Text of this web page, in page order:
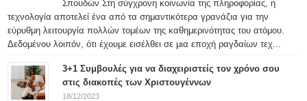
Σπουδών Στη σύγχρονη κοινωνία της πληροφορίας, η
τεχνολογία αποτελεί ένα από τα σημαντικότερα γρανάζια για την
εύρυθμη λειτουργία πολλών τομέων της καθημερινότητας του ατόμου.
Δεδομένου λοιπόν, ότι έχουμε εισέλθει σε μια εποχή ραγδαίων τεχ...
3+1 Συμβουλές για να διαχειριστείς τον χρόνο σου
στις διακοπές των Χριστουγέννων
18/12/2023